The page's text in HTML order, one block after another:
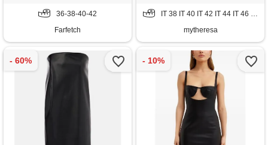
36-38-40-42
Farfetch
IT 38 IT 40 IT 42 IT 44 IT 46 IT 48
mytheresa